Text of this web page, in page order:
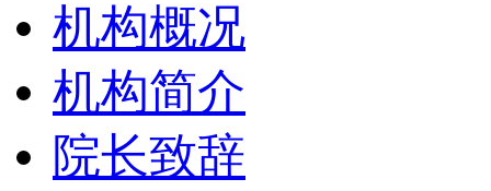
机构概况
机构简介
院长致辞